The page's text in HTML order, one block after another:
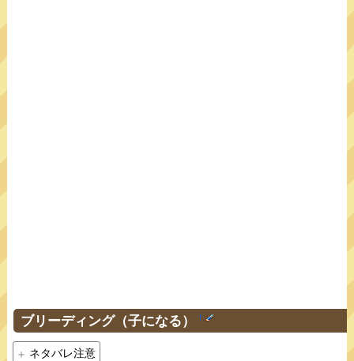
ブリーディング（子になる） †
ネタバレ注意